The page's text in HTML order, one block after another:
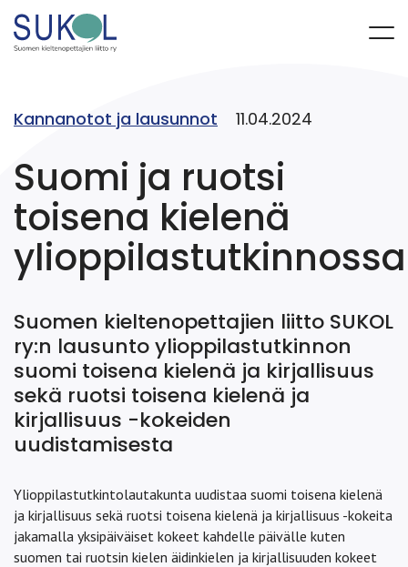
Kannanotot ja lausunnot 11.04.2024
Suomi ja ruotsi
toisena kielenä
ylioppilastutkinnossa
Suomen kieltenopettajien liitto SUKOL
ry:n lausunto ylioppilastutkinnon
suomi toisena kielenä ja kirjallisuus
sekä ruotsi toisena kielenä ja
kirjallisuus -kokeiden
uudistamisesta
Ylioppilastutkintolautakunta uudistaa suomi toisena kielenä
ja kirjallisuus sekä ruotsi toisena kielenä ja kirjallisuus -kokeita
jakamalla yksipäiväiset kokeet kahdelle päivälle kuten
suomen tai ruotsin kielen äidinkielen ja kirjallisuuden kokeet